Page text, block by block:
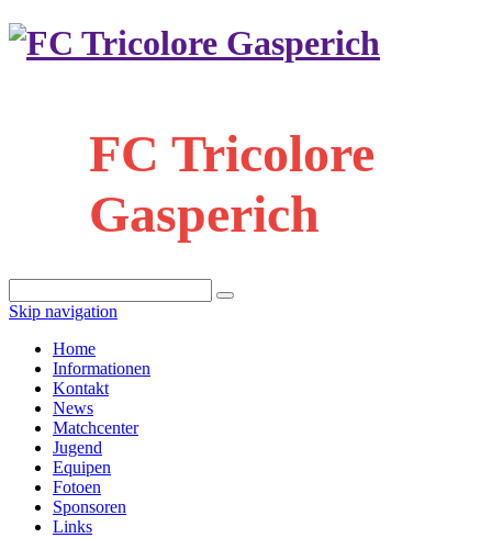
FC Tricolore
Gasperich
Skip navigation
Home
Informationen
Kontakt
News
Matchcenter
Jugend
Equipen
Fotoen
Sponsoren
Links